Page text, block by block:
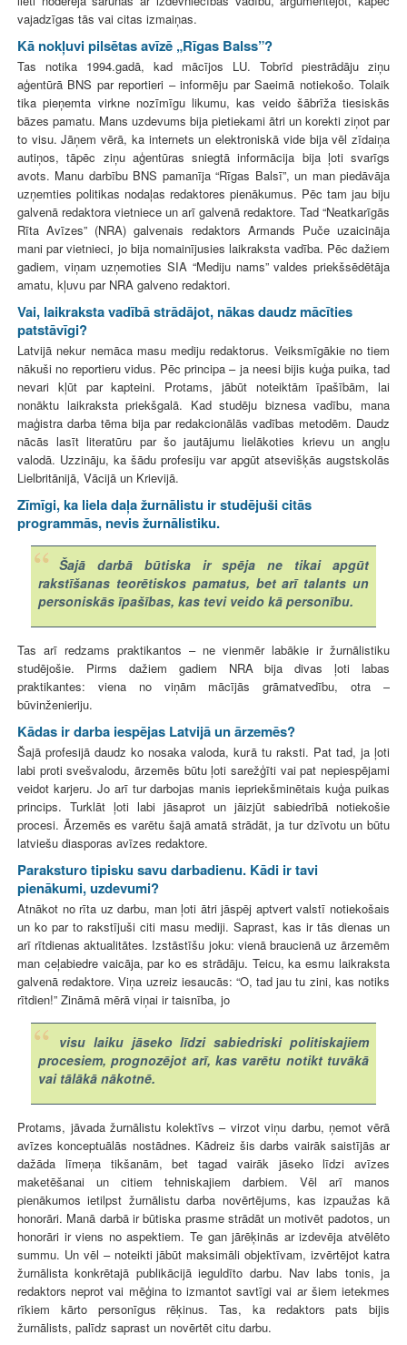
vajadzīgas tās vai citas izmaiņas.
Kā nokļuvi pilsētas avīzē „Rīgas Balss”?
Tas notika 1994.gadā, kad mācījos LU. Tobrīd piestrādāju ziņu
aģentūrā BNS par reportieri – informēju par Saeimā notiekošo. Tolaik
tika pieņemta virkne nozīmīgu likumu, kas veido šābrīža tiesiskās
bāzes pamatu. Mans uzdevums bija pietiekami ātri un korekti ziņot par
to visu. Jāņem vērā, ka internets un elektroniskā vide bija vēl zīdaiņa
autiņos, tāpēc ziņu aģentūras sniegtā informācija bija ļoti svarīgs
avots. Manu darbību BNS pamanīja “Rīgas Balsī”, un man piedāvāja
uzņemties politikas nodaļas redaktores pienākumus. Pēc tam jau biju
galvenā redaktora vietniece un arī galvenā redaktore. Tad “Neatkarīgās
Rīta Avīzes” (NRA) galvenais redaktors Armands Puče uzaicināja
mani par vietnieci, jo bija nomainījusies laikraksta vadība. Pēc dažiem
gadiem, viņam uzņemoties SIA “Mediju nams” valdes priekšsēdētāja
amatu, kļuvu par NRA galveno redaktori.
Vai, laikraksta vadībā strādājot, nākas daudz mācīties
patstāvīgi?
Latvijā nekur nemāca masu mediju redaktorus. Veiksmīgākie no tiem
nākuši no reportieru vidus. Pēc principa – ja neesi bijis kuģa puika, tad
nevari kļūt par kapteini. Protams, jābūt noteiktām īpašībām, lai
nonāktu laikraksta priekšgalā. Kad studēju biznesa vadību, mana
maģistra darba tēma bija par redakcionālās vadības metodēm. Daudz
nācās lasīt literatūru par šo jautājumu lielākoties krievu un angļu
valodā. Uzzināju, ka šādu profesiju var apgūt atsevišķās augstskolās
Lielbritānijā, Vācijā un Krievijā.
Zīmīgi, ka liela daļa žurnālistu ir studējuši citās
programmās, nevis žurnālistiku.
Šajā darbā būtiska ir spēja ne tikai apgūt
rakstīšanas teorētiskos pamatus, bet arī talants un
personiskās īpašības, kas tevi veido kā personību.
Tas arī redzams praktikantos – ne vienmēr labākie ir žurnālistiku
studējošie. Pirms dažiem gadiem NRA bija divas ļoti labas
praktikantes: viena no viņām mācījās grāmatvedību, otra –
būvinženieriju.
Kādas ir darba iespējas Latvijā un ārzemēs?
Šajā profesijā daudz ko nosaka valoda, kurā tu raksti. Pat tad, ja ļoti
labi proti svešvalodu, ārzemēs būtu ļoti sarežģīti vai pat nepiespējami
veidot karjeru. Jo arī tur darbojas manis iepriekšminētais kuģa puikas
princips. Turklāt ļoti labi jāsaprot un jāizjūt sabiedrībā notiekošie
procesi. Ārzemēs es varētu šajā amatā strādāt, ja tur dzīvotu un būtu
latviešu diasporas avīzes redaktore.
Paraksturo tipisku savu darbadienu. Kādi ir tavi
pienākumi, uzdevumi?
Atnākot no rīta uz darbu, man ļoti ātri jāspēj aptvert valstī notiekošais
un ko par to rakstījuši citi masu mediji. Saprast, kas ir tās dienas un
arī rītdienas aktualitātes. Izstāstīšu joku: vienā braucienā uz ārzemēm
man ceļabiedre vaicāja, par ko es strādāju. Teicu, ka esmu laikraksta
galvenā redaktore. Viņa uzreiz iesaucās: “O, tad jau tu zini, kas notiks
rītdien!” Zināmā mērā viņai ir taisnība, jo
visu laiku jāseko līdzi sabiedriski politiskajiem
procesiem, prognozējot arī, kas varētu notikt tuvākā
vai tālākā nākotnē.
Protams, jāvada žurnālistu kolektīvs – virzot viņu darbu, ņemot vērā
avīzes konceptuālās nostādnes. Kādreiz šis darbs vairāk saistījās ar
dažāda līmeņa tikšanām, bet tagad vairāk jāseko līdzi avīzes
maketēšanai un citiem tehniskajiem darbiem. Vēl arī manos
pienākumos ietilpst žurnālistu darba novērtējums, kas izpaužas kā
honorāri. Manā darbā ir būtiska prasme strādāt un motivēt padotos, un
honorāri ir viens no aspektiem. Te gan jārēķinās ar izdevēja atvēlēto
summu. Un vēl – noteikti jābūt maksimāli objektīvam, izvērtējot katra
žurnālista konkrētajā publikācijā ieguldīto darbu. Nav labs tonis, ja
redaktors neprot vai mēģina to izmantot savtīgi vai ar šiem ietekmes
rīkiem kārto personīgus rēķinus. Tas, ka redaktors pats bijis
žurnālists, palīdz saprast un novērtēt citu darbu.